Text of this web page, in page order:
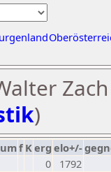
)
f Kerg elo+/-
0
1792